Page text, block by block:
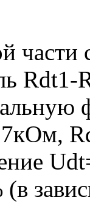
Rdt1-
(в